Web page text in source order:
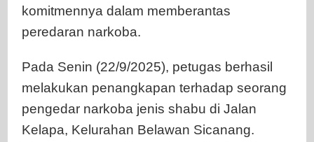
komitmennya dalam memberantas
peredaran narkoba.
Pada Senin (22/9/2025), petugas berhasil
melakukan penangkapan terhadap seorang
pengedar narkoba jenis shabu di Jalan
Kelapa, Kelurahan Belawan Sicanang.